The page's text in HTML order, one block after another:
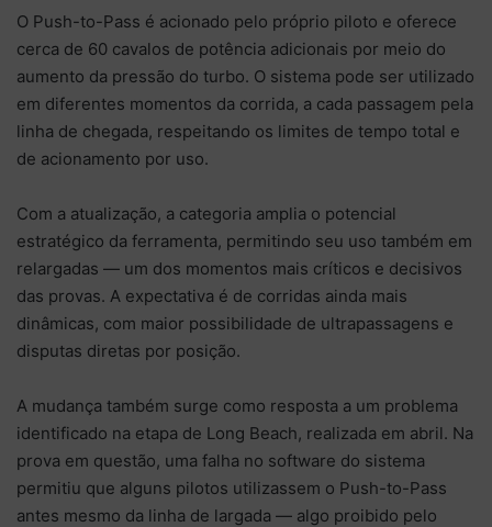
O Push-to-Pass é acionado pelo próprio piloto e oferece
cerca de 60 cavalos de potência adicionais por meio do
aumento da pressão do turbo. O sistema pode ser utilizado
em diferentes momentos da corrida, a cada passagem pela
linha de chegada, respeitando os limites de tempo total e
de acionamento por uso.
Com a atualização, a categoria amplia o potencial
estratégico da ferramenta, permitindo seu uso também em
relargadas — um dos momentos mais críticos e decisivos
das provas. A expectativa é de corridas ainda mais
dinâmicas, com maior possibilidade de ultrapassagens e
disputas diretas por posição.
A mudança também surge como resposta a um problema
identificado na etapa de Long Beach, realizada em abril. Na
prova em questão, uma falha no software do sistema
permitiu que alguns pilotos utilizassem o Push-to-Pass
antes mesmo da linha de largada — algo proibido pelo